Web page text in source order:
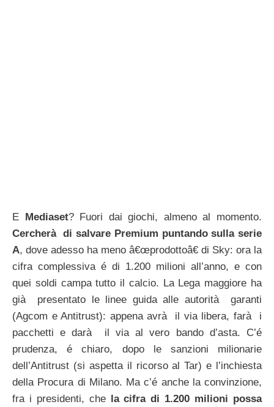
E Mediaset? Fuori dai giochi, almeno al momento.
Cercherà di salvare Premium puntando sulla serie
A, dove adesso ha meno â€œprodottoâ€ di Sky: ora la
cifra complessiva é di 1.200 milioni all’anno, e con
quei soldi campa tutto il calcio. La Lega maggiore ha
già presentato le linee guida alle autorità garanti
(Agcom e Antitrust): appena avrà il via libera, farà i
pacchetti e darà il via al vero bando d’asta. C’é
prudenza, é chiaro, dopo le sanzioni milionarie
dell’Antitrust (si aspetta il ricorso al Tar) e l’inchiesta
della Procura di Milano. Ma c’é anche la convinzione,
fra i presidenti, che la cifra di 1.200 milioni possa